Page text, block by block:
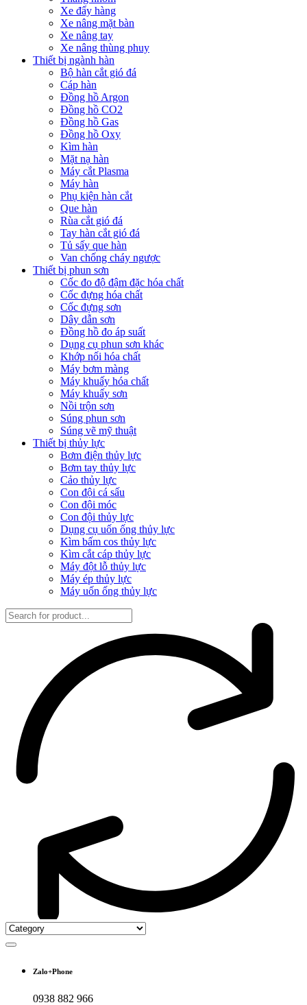
Xe đẩy hàng
Xe nâng mặt bàn
Xe nâng tay
Xe nâng thùng phuy
Thiết bị ngành hàn
Bộ hàn cắt gió đá
Cáp hàn
Đồng hồ Argon
Đồng hồ CO2
Đồng hồ Gas
Đồng hồ Oxy
Kìm hàn
Mặt nạ hàn
Máy cắt Plasma
Máy hàn
Phụ kiện hàn cắt
Que hàn
Rùa cắt gió đá
Tay hàn cắt gió đá
Tủ sấy que hàn
Van chống cháy ngược
Thiết bị phun sơn
Cốc đo độ đậm đặc hóa chất
Cốc đựng hóa chất
Cốc đựng sơn
Dây dẫn sơn
Đồng hồ đo áp suất
Dụng cụ phun sơn khác
Khớp nối hóa chất
Máy bơm màng
Máy khuấy hóa chất
Máy khuấy sơn
Nồi trộn sơn
Súng phun sơn
Súng vẽ mỹ thuật
Thiết bị thủy lực
Bơm điện thủy lực
Bơm tay thủy lực
Cảo thủy lực
Con đội cá sấu
Con đội móc
Con đội thủy lực
Dụng cụ uốn ống thủy lực
Kìm bấm cos thủy lực
Kìm cắt cáp thủy lực
Máy đột lỗ thủy lực
Máy ép thủy lực
Máy uốn ống thủy lực
Zalo+Phone
0938 882 966